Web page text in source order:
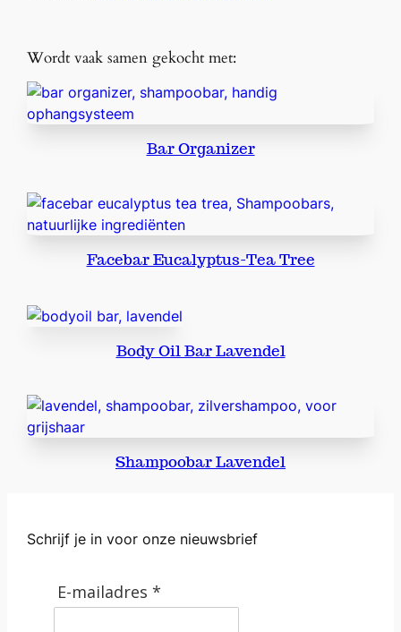
e
s
p
e
t
5
i
'
s
a
Wordt vaak samen gekocht met:
Bar Organizer
Facebar Eucalyptus-Tea Tree
Body Oil Bar Lavendel
Shampoobar Lavendel
Schrijf je in voor onze nieuwsbrief
E-mailadres *